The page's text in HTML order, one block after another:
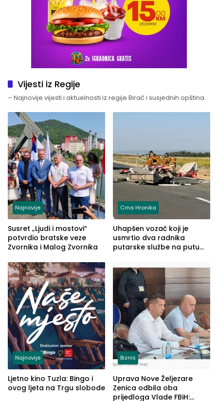
Vijesti iz Regije
– Najnovije vijesti i aktuelnosti iz regije Birač i susjednih opština.
Najnovije
Susret „Ljudi i mostovi“
potvrdio bratske veze
Zvornika i Malog Zvornika
Crna Hronika
Uhapšen vozač koji je
usmrtio dva radnika
putarske službe na putu
(FOTO)
Najnovije
Ljetno kino Tuzla: Bingo i
ovog ljeta na Trgu slobode
Biznis
Uprava Nove Željezare
Zenica odbila oba
prijedloga Vlade FBiH: